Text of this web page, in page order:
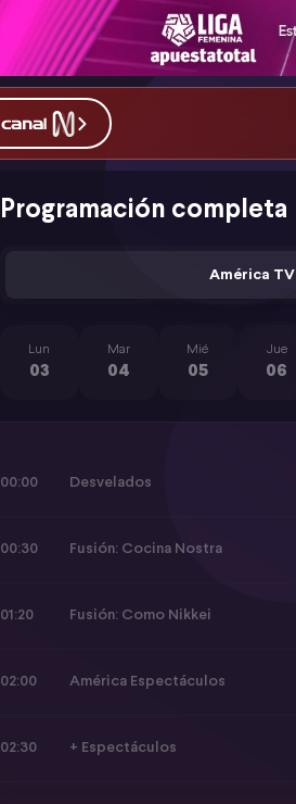
Programación completa
América TV
Lun
03
Mar
04
Mié
05
Jue
06
00:00 Desvelados
00:30 Fusión: Cocina Nostra
01:20 Fusión: Como Nikkei
02:00 América Espectáculos
02:30 + Espectáculos